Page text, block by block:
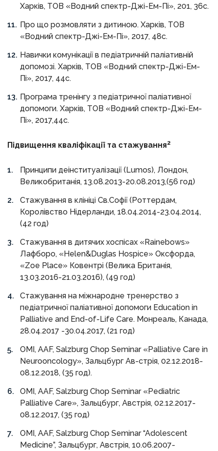
Харків, ТОВ «Водний спектр-Джі-Ем-Пі», 201, 36с.
Про що розмовляти з дитиною. Харків, ТОВ
«Водний спектр-Джі-Ем-Пі», 2017, 48с.
Навички комунікації в педіатричній паліативній
допомозі. Харків, ТОВ «Водний спектр-Джі-Ем-
Пі», 2017, 44с.
Програма тренінгу з педіатричної паліативної
допомоги. Харків, ТОВ «Водний спектр-Джі-Ем-
Пі», 2017,44с.
Підвищення кваліфікації та стажування2
Принципи деінституалізації (Lumos), Лондон,
Великобританія, 13.08.2013-20.08.2013,(56 год)
Стажування в клініці Св.Софії (Роттердам,
Королівство Нідерланди, 18.04.2014-23.04.2014,
(42 год)
Стажування в дитячих хоспісах «Rainebows»
Лафборо, «Helen&Duglas Hospice» Оксфорда,
«Zoe Place» Ковентрі (Велика Британія,
13.03.2016-21.03.2016), (49 год)
Стажування на міжнародне тренерство з
педіатричної паліативної допомоги Education in
Palliative and End-of-Life Care. Монреаль, Канада,
28.04.2017 -30.04.2017, (21 год)
OMI, AAF, Salzburg Chop Seminar «Palliative Care in
Neurooncology», Зальцбург Ав-стрія, 02.12.2018-
08.12.2018, (35 год).
OMI, AAF, Salzburg Chop Seminar «Pediatric
Palliative Care», Зальцбург, Австрія, 02.12.2017-
08.12.2017, (35 год)
OMI, AAF, Salzburg Chop Seminar “Adolescent
Medicine”, Зальцбург, Австрія, 10.06.2007-